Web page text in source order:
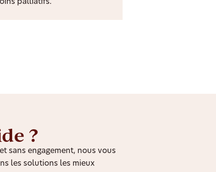
palliatifs.
?
sans engagement, nous vous
les solutions les mieux